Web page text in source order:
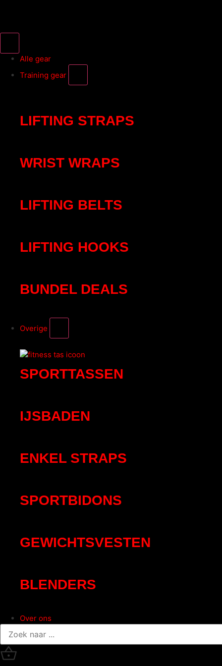
Alle gear
Training gear
LIFTING STRAPS
WRIST WRAPS
LIFTING BELTS
LIFTING HOOKS
BUNDEL DEALS
Overige
SPORTTASSEN
IJSBADEN
ENKEL STRAPS
SPORTBIDONS
GEWICHTSVESTEN
BLENDERS
Over ons